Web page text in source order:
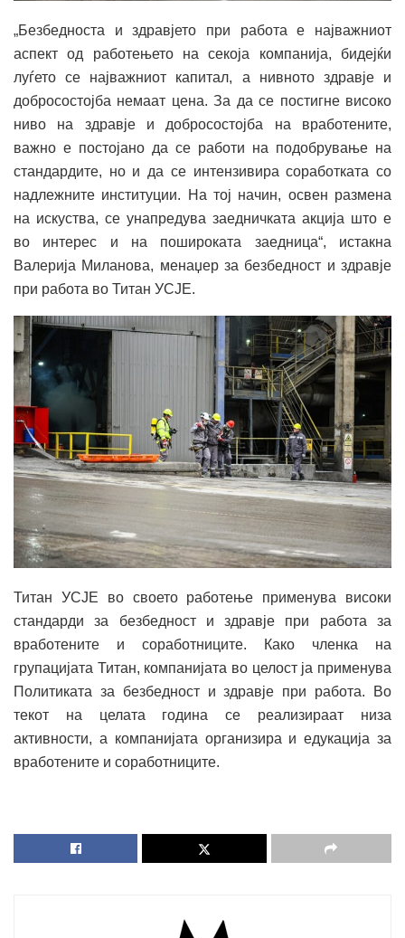
„Безбедноста и здравјето при работа е најважниот
аспект од работењето на секоја компанија, бидејќи
луѓето се најважниот капитал, а нивното здравје и
добросостојба немаат цена. За да се постигне високо
ниво на здравје и добросостојба на вработените,
важно е постојано да се работи на подобрување на
стандардите, но и да се интензивира соработката со
надлежните институции. На тој начин, освен размена
на искуства, се унапредува заедничката акција што е
во интерес и на пошироката заедница“, истакна
Валерија Миланова, менаџер за безбедност и здравје
при работа во Титан УСЈЕ.
Титан УСЈЕ во своето работење применува високи
стандарди за безбедност и здравје при работа за
вработените и соработниците. Како членка на
групацијата Титан, компанијата во целост ја применува
Политиката за безбедност и здравје при работа. Во
текот на целата година се реализираат низа
активности, а компанијата организира и едукација за
вработените и соработниците.